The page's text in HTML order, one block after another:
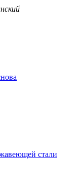
стали